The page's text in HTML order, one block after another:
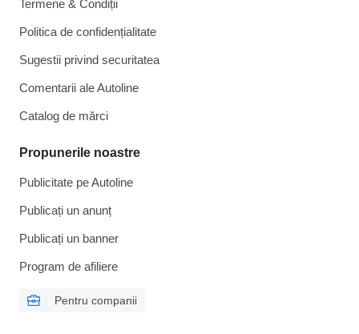
Termene & Condiții
Politica de confidențialitate
Sugestii privind securitatea
Comentarii ale Autoline
Catalog de mărcі
Propunerile noastre
Publicitate pe Autoline
Publicați un anunț
Publicați un banner
Program de afiliere
Pentru companii